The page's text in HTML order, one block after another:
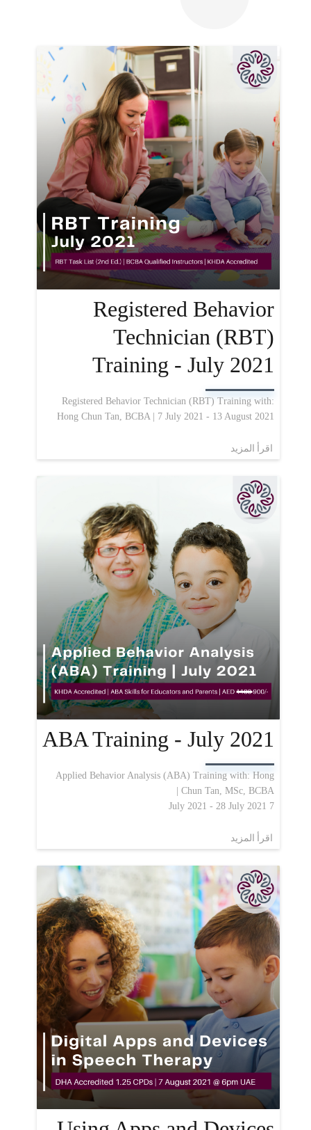
Registered Behavior
Technician (RBT)
Training - July 2021
Registered Behavior Technician (RBT) Training with:
Hong Chun Tan, BCBA | 7 July 2021 - 13 August 2021
اقرأ المزيد
ABA Training - July 2021
Applied Behavior Analysis (ABA) Training with: Hong
Chun Tan, MSc, BCBA |
7 July 2021 - 28 July 2021
اقرأ المزيد